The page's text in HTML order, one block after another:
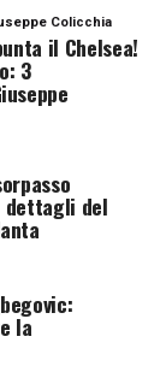
Colicchia
il Chelsea!
3
dettagli del
la